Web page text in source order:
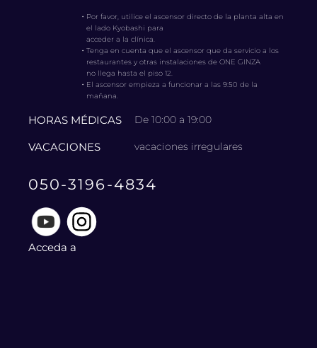
・ Por favor, utilice el ascensor directo de la planta alta en
el lado Kyobashi para
acceder a la clínica.
・Tenga en cuenta que el ascensor que da servicio a los
restaurantes y otras instalaciones de ONE GINZA
no llega hasta el piso 12.
・ El ascensor empieza a funcionar a las 9:50 de la
mañana.
HORAS MÉDICAS De 10:00 a 19:00
VACACIONES vacaciones irregulares
050-3196-4834
Acceda a